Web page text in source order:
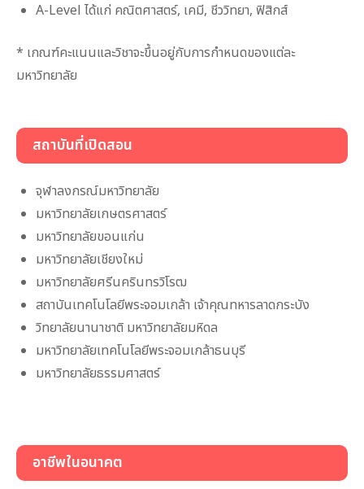
A-Level ได้แก่ คณิตศาสตร์, เคมี, ชีววิทยา, ฟิสิกส์
* เกณฑ์คะแนนและวิชาจะขึ้นอยู่กับการกำหนดของแต่ละ
มหาวิทยาลัย
สถาบันที่เปิดสอน
จุฬาลงกรณ์มหาวิทยาลัย
มหาวิทยาลัยเกษตรศาสตร์
มหาวิทยาลัยขอนแก่น
มหาวิทยาลัยเชียงใหม่
มหาวิทยาลัยศรีนครินทรวิโรฒ
สถาบันเทคโนโลยีพระจอมเกล้า เจ้าคุณทหารลาดกระบัง
วิทยาลัยนานาชาติ มหาวิทยาลัยมหิดล
มหาวิทยาลัยเทคโนโลยีพระจอมเกล้าธนบุรี
มหาวิทยาลัยธรรมศาสตร์
อาชีพในอนาคต